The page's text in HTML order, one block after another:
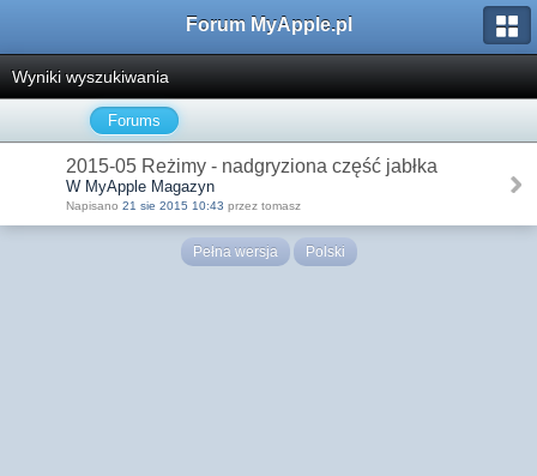
Forum MyApple.pl
Wyniki wyszukiwania
Forums
2015-05 Reżimy - nadgryziona część jabłka
W MyApple Magazyn
Napisano 21 sie 2015 10:43 przez tomasz
Pełna wersja Polski